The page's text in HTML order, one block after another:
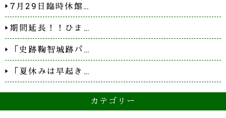
7月29日臨時休館…
期間延長！！ひま…
「史跡鞠智城跡パ…
「夏休みは早起き…
カテゴリー